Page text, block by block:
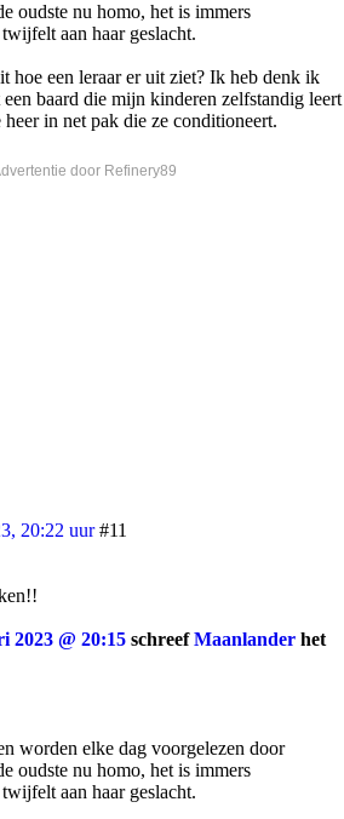
oudste nu homo, het is immers
aan haar geslacht.
hoe een leraar er uit ziet? Ik heb denk ik
baard die mijn kinderen zelfstandig leert
in net pak die ze conditioneert.
door Refinery89
20:22 uur #11
2023 @ 20:15 schreefMaanlander het
worden elke dag voorgelezen door
oudste nu homo, het is immers
aan haar geslacht.